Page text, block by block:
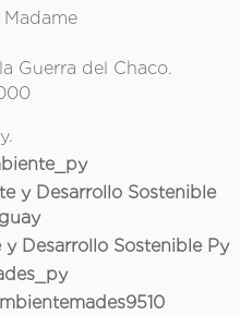
Guerra del Chaco.
y Desarrollo Sostenible
Desarrollo Sostenible Py